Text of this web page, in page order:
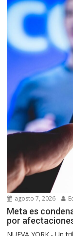
agosto 7, 2026
Meta es
por